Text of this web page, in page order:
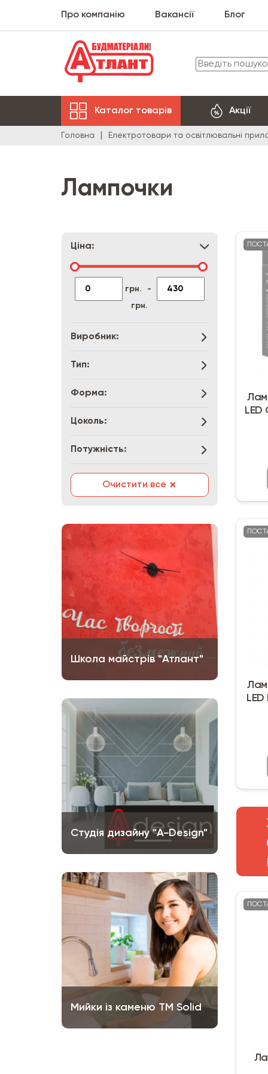
Про компанію Вакансії Блог
Каталог товарів Акції
Головна Електротовари та освітлювальні
Лампочки
Ціна:
грн. -
грн.
Виробник:
Тип:
Форма:
Цоколь:
Потужність:
Очистити все ×
Школа майстрів "Атлант"
Студія дизайну "A-Design"
Мийки із каменю ТМ Solid